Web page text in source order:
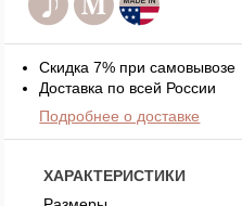
Скидка 7% при самовывозе
Доставка по всей России
Подробнее о доставке
ХАРАКТЕРИСТИКИ